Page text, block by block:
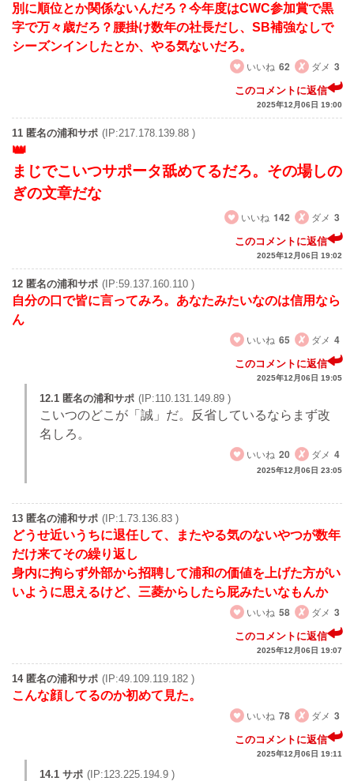
別に順位とか関係ないんだろ？今年度はCWC参加賞で黒
字で万々歳だろ？腰掛け数年の社長だし、SB補強なしで
シーズンインしたとか、やる気ないだろ。
いいね 62 ダメ 3
このコメントに返信
2025年12月06日 19:00
11 匿名の浦和サポ (IP:217.178.139.88 )
まじでこいつサポータ舐めてるだろ。その場しの
ぎの文章だな
いいね 142 ダメ 3
このコメントに返信
2025年12月06日 19:02
12 匿名の浦和サポ (IP:59.137.160.110 )
自分の口で皆に言ってみろ。あなたみたいなのは信用なら
ん
いいね 65 ダメ 4
このコメントに返信
2025年12月06日 19:05
12.1 匿名の浦和サポ (IP:110.131.149.89 )
こいつのどこが「誠」だ。反省しているならまず改
名しろ。
いいね 20 ダメ 4
2025年12月06日 23:05
13 匿名の浦和サポ (IP:1.73.136.83 )
どうせ近いうちに退任して、またやる気のないやつが数年
だけ来てその繰り返し
身内に拘らず外部から招聘して浦和の価値を上げた方がい
いように思えるけど、三菱からしたら屁みたいなもんか
いいね 58 ダメ 3
このコメントに返信
2025年12月06日 19:07
14 匿名の浦和サポ (IP:49.109.119.182 )
こんな顔してるのか初めて見た。
いいね 78 ダメ 3
このコメントに返信
2025年12月06日 19:11
14.1 サポ (IP:123.225.194.9 )